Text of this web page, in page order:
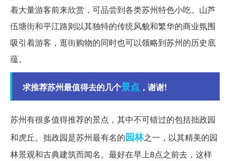
着大量游客前来欣赏，可品尝到各类苏州特色小吃。山芦
伍塘街和平江路则以其独特的传统风貌和繁华的商业氛围
吸引着游客，逛街购物的同时也可以领略到苏州的历史底
蕴。
求推荐苏州最值得去的几个景点 ，谢谢!
苏州有很多值得推荐的景点，其中不可错过的包括拙政园
和虎丘。拙政园是苏州最有名的园林之一，以其精美的园
林景观和古典建筑而闻名。最好在早上8点之前去，这样